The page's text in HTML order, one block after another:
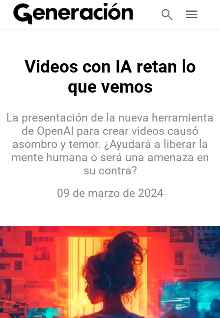
search menu
Videos con IA retan lo
que vemos
La presentación de la nueva herramienta
de OpenAI para crear videos causó
asombro y temor. ¿Ayudará a liberar la
mente humana o será una amenaza en
su contra?
09 de marzo de 2024